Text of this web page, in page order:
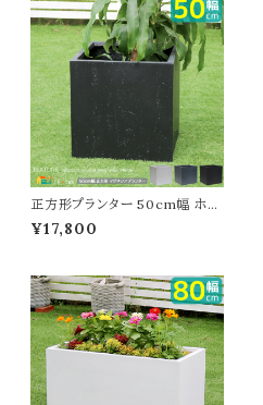
正方形プランター 50cm幅 ホワ
イト グレー ブラック 白 黒 灰色
ガーデンプランター 正方形 四角
0cm 植木鉢 鉢植え 庭のプラン
ター ベランダ バルコニー 玄関
家庭菜園 園芸 観葉植物 野菜
果物 水抜き穴付き
¥17,800